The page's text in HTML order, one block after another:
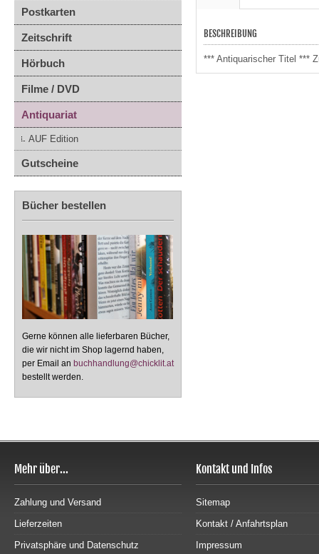
Postkarten
Zeitschrift
Hörbuch
Filme / DVD
Antiquariat
AUF Edition
Gutscheine
Bücher bestellen
Gerne können alle lieferbaren Bücher,
die wir nicht im Shop lagernd haben,
per Email an buchhandlung@chicklit.at
bestellt werden.
BESCHREIBUNG
*** Antiquarischer Titel ***
Mehr über...
Zahlung und Versand
Lieferzeiten
Privatsphäre und Datenschutz
Kontakt und Infos
Sitemap
Kontakt / Anfahrtsplan
Impressum